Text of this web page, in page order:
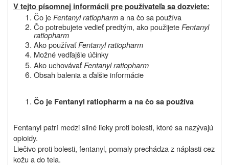
V tejto písomnej informácii pre používateľa sa dozviete:
Čo je Fentanyl ratiopharma na čo sa používa
Čo potrebujete vedieť predtým, akopoužijete Fentanyl
ratiopharm
Ako používať Fentanyl ratiopharm
Možné vedľajšie účinky
Ako uchovávať Fentanyl ratiopharm
Obsah balenia a ďalšie informácie
Čo je Fentanyl ratiopharm a načo sa používa
Fentanyl patrí medzi silné lieky proti bolesti, ktoré sa nazývajú
opioidy.
Liečivo proti bolesti, fentanyl, pomaly prechádza z náplasti cez
kožu a do tela.